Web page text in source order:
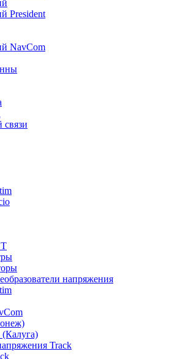
President
NavCom
связи
напряжения
Track